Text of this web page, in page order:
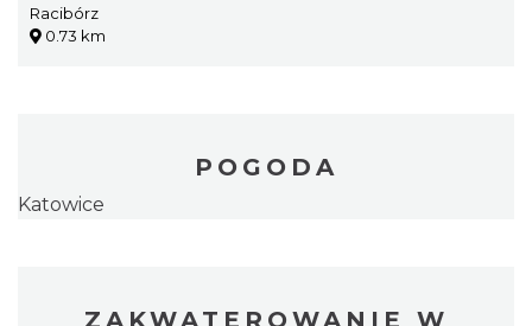
Racibórz
0.73 km
POGODA
Katowice
ZAKWATEROWANIE W